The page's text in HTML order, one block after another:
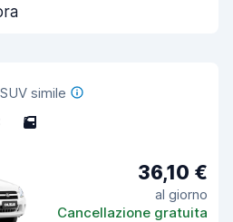
simile
5
36,10 €
al giorno
Cancellazione gratuita